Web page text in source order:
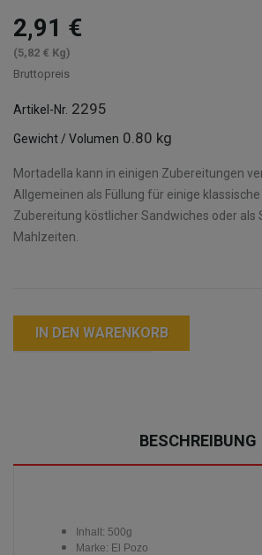
2,91 €
(5,82 € Kg)
Bruttopreis
Artikel-Nr. 2295
Gewicht / Volumen 0.80 kg
Mortadella kann in einigen Zubereitungen
Allgemeinen als Füllung für einige
Zubereitung köstlicher Sandwiches oder als
Mahlzeiten.
IN DEN WARENKORB
BESCHREIBUNG
Inhalt: 500g
Marke: El Pozo